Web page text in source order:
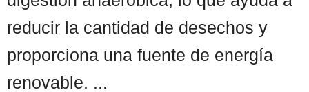
reducir la cantidad de desechos y
proporciona una fuente de energía
renovable. ...